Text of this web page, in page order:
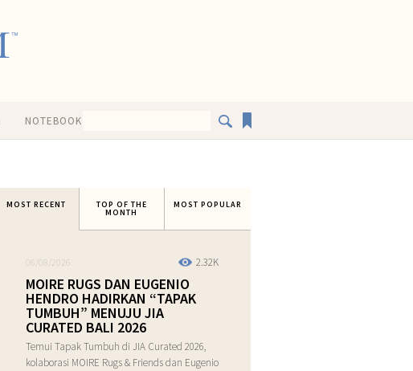
NOTEBOOK
MOST RECENT TOP OF THE
MONTH
MOST POPULAR
2.32K
06/08/2026
MOIRE RUGS DAN EUGENIO
HENDRO HADIRKAN “TAPAK
TUMBUH” MENUJU JIA
CURATED BALI 2026
Temui Tapak Tumbuh di JIA Curated 2026,
kolaborasi MOIRE Rugs & Friends dan Eugenio